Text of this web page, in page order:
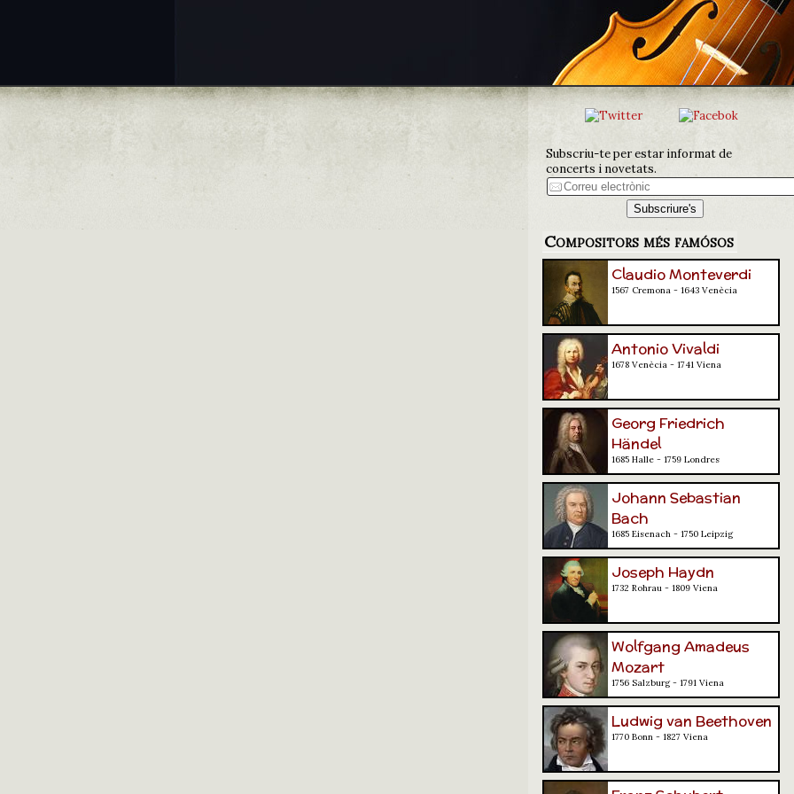
Subscriu-te per estar informat de
concerts i novetats.
Compositors més famósos
Claudio Monteverdi
1567 Cremona - 1643 Venècia
Antonio Vivaldi
1678 Venècia - 1741 Viena
Georg Friedrich
Händel
1685 Halle - 1759 Londres
Johann Sebastian
Bach
1685 Eisenach - 1750 Leipzig
Joseph Haydn
1732 Rohrau - 1809 Viena
Wolfgang Amadeus
Mozart
1756 Salzburg - 1791 Viena
Ludwig van Beethoven
1770 Bonn - 1827 Viena